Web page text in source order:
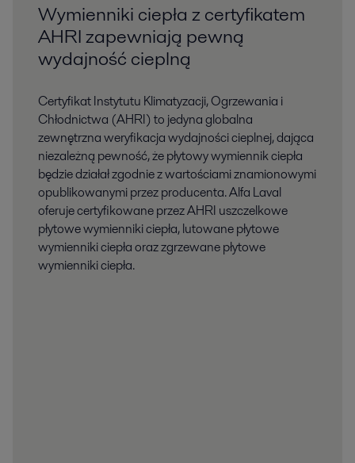
Wymienniki ciepła z certyfikatem
AHRI zapewniają pewną
wydajność cieplną
Certyfikat Instytutu Klimatyzacji, Ogrzewania i
Chłodnictwa (AHRI) to jedyna globalna
zewnętrzna weryfikacja wydajności cieplnej, dająca
niezależną pewność, że płytowy wymiennik ciepła
będzie działał zgodnie z wartościami znamionowymi
opublikowanymi przez producenta. Alfa Laval
oferuje certyfikowane przez AHRI uszczelkowe
płytowe wymienniki ciepła, lutowane płytowe
wymienniki ciepła oraz zgrzewane płytowe
wymienniki ciepła.